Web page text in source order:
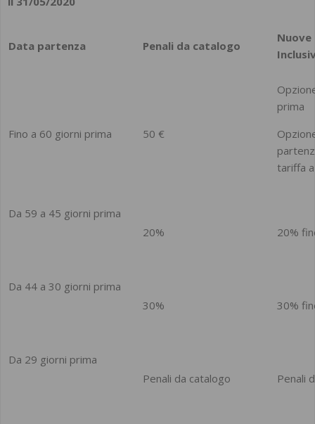
Data partenza Penali da catalogo
Fino a 60 giorni prima 50 €
prima
tariffa
Da 59 a 45 giorni prima
20%
20%
Da 44 a 30 giorni prima
30%
30%
Da 29 giorni prima
Penali da catalogo
Penali